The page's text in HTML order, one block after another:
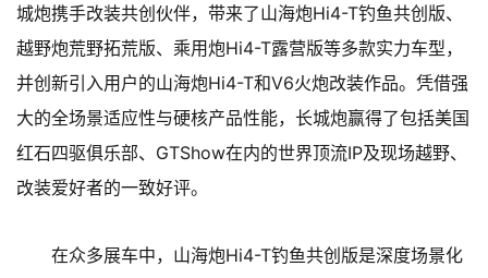
城炮携手改装共创伙伴，带来了山海炮Hi4-T钓鱼共创版、
越野炮荒野拓荒版、乘用炮Hi4-T露营版等多款实力车型，
并创新引入用户的山海炮Hi4-T和V6火炮改装作品。凭借强
大的全场景适应性与硬核产品性能，长城炮赢得了包括美国
红石四驱俱乐部、GTShow在内的世界顶流IP及现场越野、
改装爱好者的一致好评。
在众多展车中，山海炮Hi4-T钓鱼共创版是深度场景化